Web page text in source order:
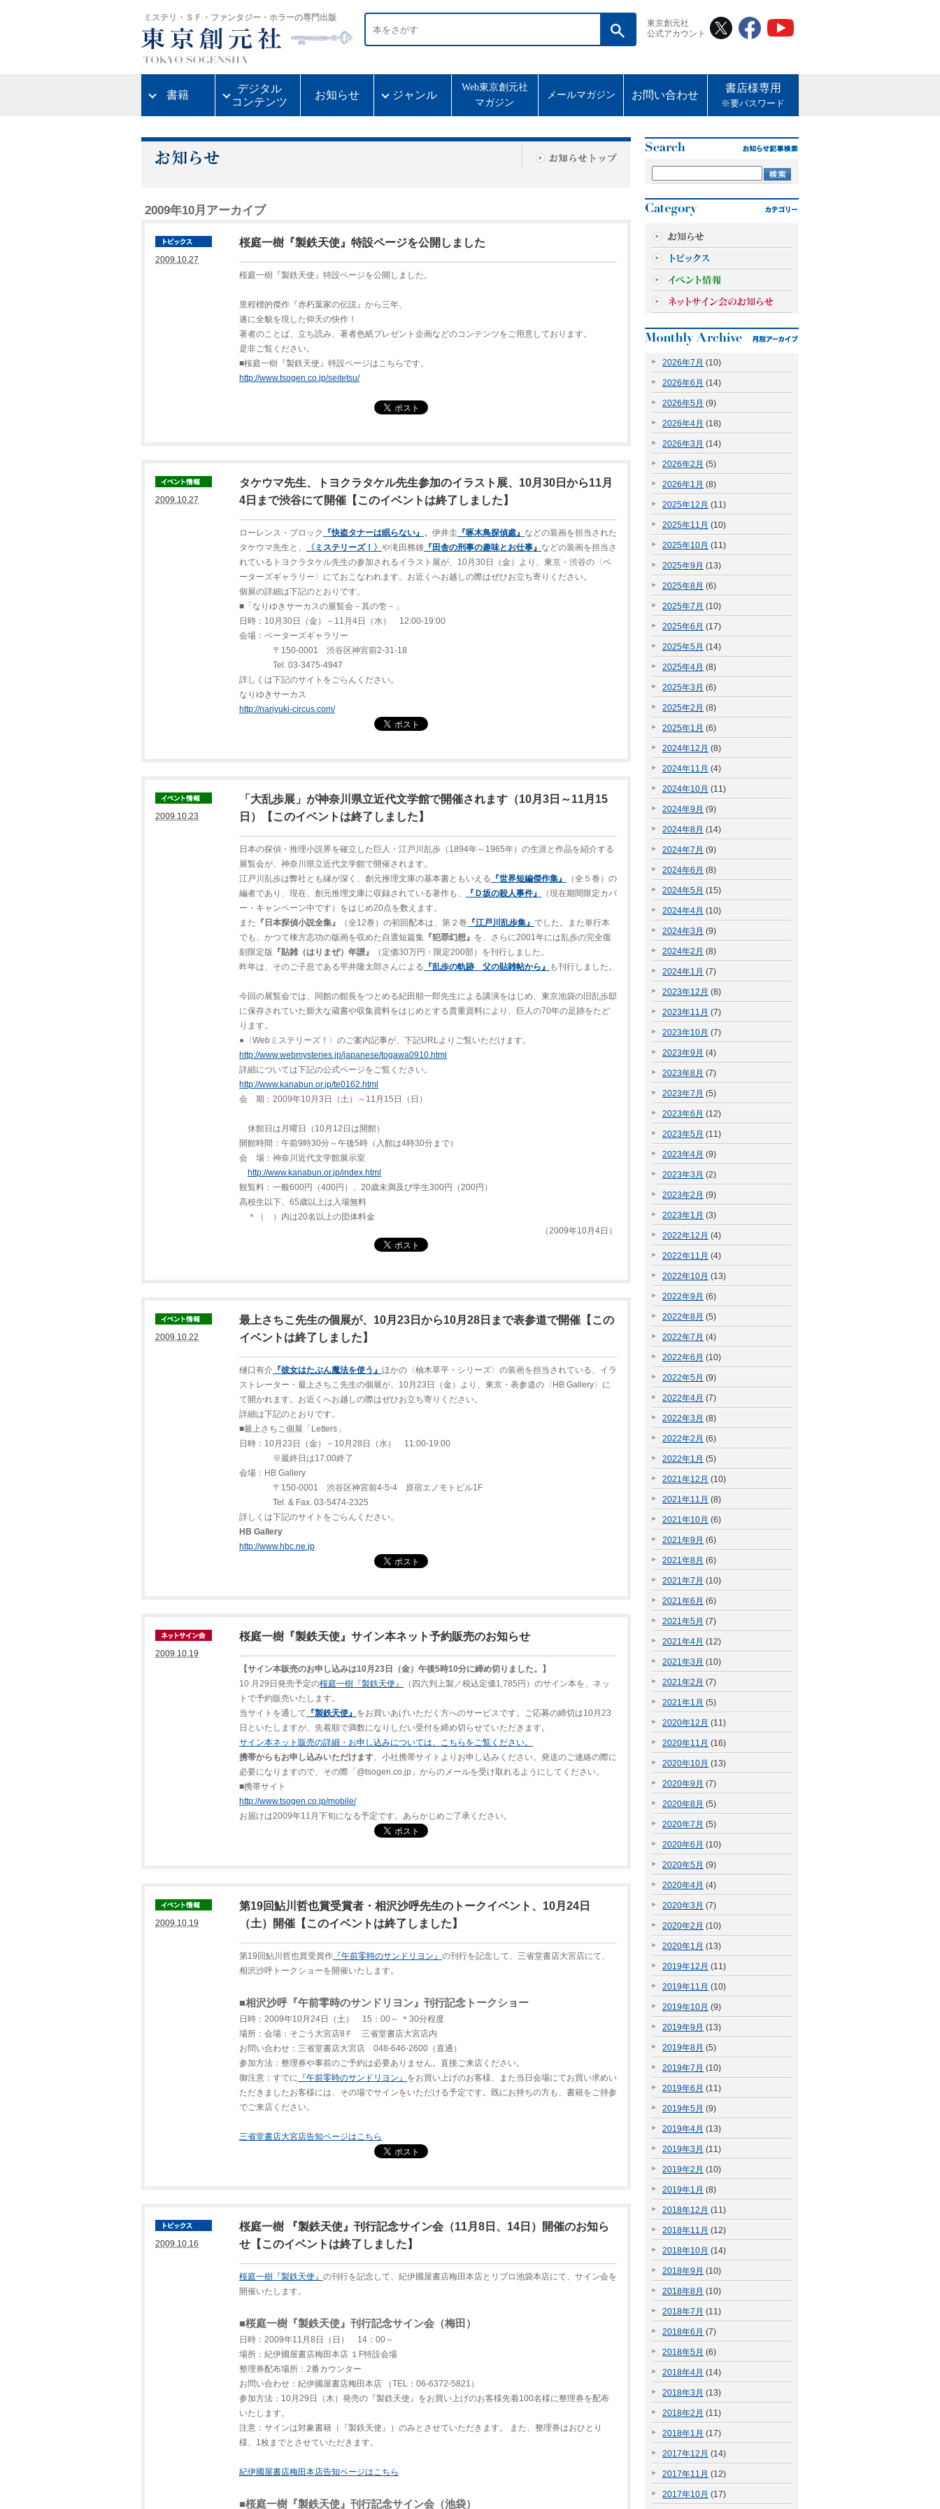
ミステリ・ＳＦ・ファンタジー・ホラーの専門出版
東京創元社
公式アカウント
書籍
デジタル
コンテンツ
お知らせ ジャンル
Web東京創元社
マガジン
メールマガジン お問い合わせ
書店様専用
※要パスワード
2009年10月アーカイブ
2009.10.27
桜庭一樹『製鉄天使』特設ページを公開しました
桜庭一樹『製鉄天使』特設ページを公開しました。
里程標的傑作『赤朽葉家の伝説』から三年、
遂に全貌を現した仰天の快作！
著者のことば、立ち読み、著者色紙プレゼント企画などのコンテンツをご用意しております。
是非ご覧ください。
■桜庭一樹『製鉄天使』特設ページはこちらです。
http://www.tsogen.co.jp/seitetsu/
2009.10.27
タケウマ先生、トヨクラタケル先生参加のイラスト展、10月30日から11月
4日まで渋谷にて開催【このイベントは終了しました】
ローレンス・ブロック 『快盗タナーは眠らない』 、 伊井圭 『啄木鳥探偵處』 などの装画を担当された
タケウマ先生と、
〈ミステリーズ！〉 や滝田務雄 『田舎の刑事の趣味とお仕事』 などの装画を担当さ
れているトヨクラタケル先生の参加されるイラスト展が、10月30日（金）より、東京・渋谷の〈ペ
ーターズギャラリー〉にておこなわれます。お近くへお越しの際はぜひお立ち寄りください。
個展の詳細は下記のとおりです。
■「なりゆきサーカスの展覧会－其の壱－」
日時：10月30日（金）－11月4日（水） 12:00-19:00
会場：ペーターズギャラリー
〒150-0001 渋谷区神宮前2-31-18
Tel. 03-3475-4947
詳しくは下記のサイトをごらんください。
なりゆきサーカス
http://nariyuki-circus.com/
2009.10.23
「大乱歩展」が神奈川県立近代文学館で開催されます（10月3日～11月15
日）【このイベントは終了しました】
日本の探偵・推理小説界を確立した巨人・江戸川乱歩（1894年～1965年）の生涯と作品を紹介する
展覧会が、神奈川県立近代文学館で開催されます。
江戸川乱歩は弊社とも縁が深く、創元推理文庫の基本書ともいえる 『世界短編傑作集』
（全５巻）の
編者であり、現在、創元推理文庫に収録されている著作も、
『Ｄ坂の殺人事件』
（現在期間限定カバ
ー・キャンペーン中です）をはじめ20点を数えます。
また 『日本探偵小説全集』 （全12巻）の初回配本は、第２巻 『江戸川乱歩集』 でした。また単行本
でも、かつて棟方志功の版画を収めた自選短篇集 『犯罪幻想』 を、さらに2001年には乱歩の完全復
刻限定版 『貼雑（はりまぜ）年譜』
（定価30万円・限定200部）を刊行しました。
昨年は、そのご子息である平井隆太郎さんによる 『乱歩の軌跡 父の貼雑帖から』 も刊行しました。
今回の展覧会では、同館の館長をつとめる紀田順一郎先生による講演をはじめ、東京池袋の旧乱歩邸
に保存されていた膨大な蔵書や収集資料をはじめとする貴重資料により、巨人の70年の足跡をたど
ります。
●〈Webミステリーズ！〉のご案内記事が、下記URLよりご覧いただけます。
http://www.webmysteries.jp/japanese/togawa0910.html
詳細については下記の公式ページをご覧ください。
http://www.kanabun.or.jp/te0162.html
会 期：2009年10月3日（土）～11月15日（日）
休館日は月曜日（10月12日は開館）
開館時間：午前9時30分～午後5時（入館は4時30分まで）
会 場：神奈川近代文学館展示室
http://www.kanabun.or.jp/index.html
観覧料：一般600円（400円）、20歳未満及び学生300円（200円）
高校生以下、65歳以上は入場無料
＊（ ）内は20名以上の団体料金
（2009年10月4日）
2009.10.22
最上さちこ先生の個展が、10月23日から10月28日まで表参道で開催【この
イベントは終了しました】
樋口有介 『彼女はたぶん魔法を使う』 ほかの〈柚木草平・シリーズ〉の装画を担当されている、イラ
ストレーター・最上さちこ先生の個展が、10月23日（金）より、東京・表参道の〈HB Gallery〉に
て開かれます。お近くへお越しの際はぜひお立ち寄りください。
詳細は下記のとおりです。
■最上さちこ個展「Letters」
日時：10月23日（金）－10月28日（水） 11:00-19:00
※最終日は17:00終了
会場：HB Gallery
〒150-0001 渋谷区神宮前4-5-4 原宿エノモトビル1F
Tel. & Fax. 03-5474-2325
詳しくは下記のサイトをごらんください。
HB Gallery
http://www.hbc.ne.jp
2009.10.19
桜庭一樹『製鉄天使』サイン本ネット予約販売のお知らせ
【サイン本販売のお申し込みは10月23日（金）午後5時10分に締め切りました。】
10 月29日発売予定の桜庭一樹『製鉄天使』
（四六判上製／税込定価1,785円）のサイン本を、ネッ
トで予約販売いたします。
当サイトを通して 『製鉄天使』 をお買いあげいただく方へのサービスです。ご応募の締切は10月23
日といたしますが、先着順で満数になりしだい受付を締め切らせていただきます。
サイン本ネット販売の詳細・お申し込みについては、こちらをご覧ください。
携帯からもお申し込みいただけます。小社携帯サイトよりお申し込みください。発送のご連絡の際に
必要になりますので、その際「@tsogen.co.jp」からのメールを受け取れるようにしてください。
■携帯サイト
http://www.tsogen.co.jp/mobile/
お届けは2009年11月下旬になる予定です。あらかじめご了承ください。
2009.10.19
第19回鮎川哲也賞受賞者・相沢沙呼先生のトークイベント、10月24日
（土）開催【このイベントは終了しました】
第19回鮎川哲也賞受賞作 『午前零時のサンドリヨン』 の刊行を記念して、三省堂書店大宮店にて、
相沢沙呼トークショーを開催いたします。
■相沢沙呼『午前零時のサンドリヨン』刊行記念トークショー
日時：2009年10月24日（土） 15：00～ ＊30分程度
場所：会場：そごう大宮店8Ｆ 三省堂書店大宮店内
お問い合わせ：三省堂書店大宮店 048-646-2600（直通）
参加方法：整理券や事前のご予約は必要ありません。直接ご来店ください。
御注意：すでに 『午前零時のサンドリヨン』 をお買い上げのお客様、また当日会場にてお買い求めい
ただきましたお客様には、その場でサインをいただける予定です。既にお持ちの方も、書籍をご持参
でご来店ください。
三省堂書店大宮店告知ページはこちら
2009.10.16
桜庭一樹 『製鉄天使』刊行記念サイン会（11月8日、14日）開催のお知ら
せ【このイベントは終了しました】
桜庭一樹『製鉄天使』 の刊行を記念して、紀伊國屋書店梅田本店とリブロ池袋本店にて、サイン会を
開催いたします。
■桜庭一樹『製鉄天使』刊行記念サイン会（梅田）
日時：2009年11月8日（日） 14：00～
場所：紀伊國屋書店梅田本店 １F特設会場
整理券配布場所：2番カウンター
お問い合わせ：紀伊國屋書店梅田本店 （TEL：06-6372-5821）
参加方法：10月29日（木）発売の『製鉄天使』をお買い上げのお客様先着100名様に整理券を配布
いたします。
注意：サインは対象書籍（『製鉄天使』）のみとさせていただきます。 また、整理券はおひとり
様、1枚までとさせていただきます。
紀伊國屋書店梅田本店告知ページはこちら
■桜庭一樹『製鉄天使』刊行記念サイン会（池袋）
2026年7月 (10)
2026年6月 (14)
2026年5月 (9)
2026年4月 (18)
2026年3月 (14)
2026年2月 (5)
2026年1月 (8)
2025年12月 (11)
2025年11月 (10)
2025年10月 (11)
2025年9月 (13)
2025年8月 (6)
2025年7月 (10)
2025年6月 (17)
2025年5月 (14)
2025年4月 (8)
2025年3月 (6)
2025年2月 (8)
2025年1月 (6)
2024年12月 (8)
2024年11月 (4)
2024年10月 (11)
2024年9月 (9)
2024年8月 (14)
2024年7月 (9)
2024年6月 (8)
2024年5月 (15)
2024年4月 (10)
2024年3月 (9)
2024年2月 (8)
2024年1月 (7)
2023年12月 (8)
2023年11月 (7)
2023年10月 (7)
2023年9月 (4)
2023年8月 (7)
2023年7月 (5)
2023年6月 (12)
2023年5月 (11)
2023年4月 (9)
2023年3月 (2)
2023年2月 (9)
2023年1月 (3)
2022年12月 (4)
2022年11月 (4)
2022年10月 (13)
2022年9月 (6)
2022年8月 (5)
2022年7月 (4)
2022年6月 (10)
2022年5月 (9)
2022年4月 (7)
2022年3月 (8)
2022年2月 (6)
2022年1月 (5)
2021年12月 (10)
2021年11月 (8)
2021年10月 (6)
2021年9月 (6)
2021年8月 (6)
2021年7月 (10)
2021年6月 (6)
2021年5月 (7)
2021年4月 (12)
2021年3月 (10)
2021年2月 (7)
2021年1月 (5)
2020年12月 (11)
2020年11月 (16)
2020年10月 (13)
2020年9月 (7)
2020年8月 (5)
2020年7月 (5)
2020年6月 (10)
2020年5月 (9)
2020年4月 (4)
2020年3月 (7)
2020年2月 (10)
2020年1月 (13)
2019年12月 (11)
2019年11月 (10)
2019年10月 (9)
2019年9月 (13)
2019年8月 (5)
2019年7月 (10)
2019年6月 (11)
2019年5月 (9)
2019年4月 (13)
2019年3月 (11)
2019年2月 (10)
2019年1月 (8)
2018年12月 (11)
2018年11月 (12)
2018年10月 (14)
2018年9月 (10)
2018年8月 (10)
2018年7月 (11)
2018年6月 (7)
2018年5月 (6)
2018年4月 (14)
2018年3月 (13)
2018年2月 (11)
2018年1月 (17)
2017年12月 (14)
2017年11月 (12)
2017年10月 (17)